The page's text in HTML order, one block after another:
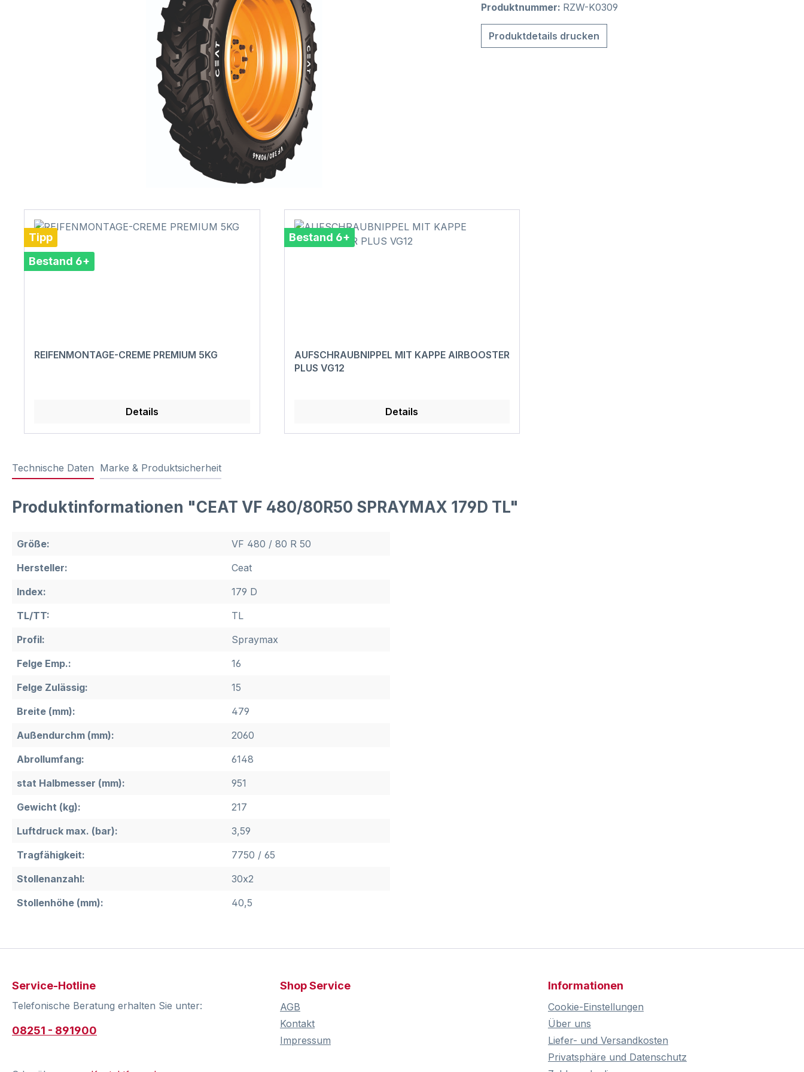
Produktnummer: RZW-K0309
Produktdetails drucken
Tipp
Bestand 6+
REIFENMONTAGE-CREME PREMIUM 5KG
Details
Bestand 6+
AUFSCHRAUBNIPPEL MIT KAPPE AIRBOOSTER
PLUS VG12
Details
Technische Daten Marke & Produktsicherheit
Produktinformationen "CEAT VF 480/80R50 SPRAYMAX 179D TL"
Größe:
VF 480 / 80 R 50
Hersteller:
Ceat
Index:
179 D
TL/TT:
TL
Profil:
Spraymax
Felge Emp.:
16
Felge Zulässig:
15
Breite (mm):
479
Außendurchm (mm):
2060
Abrollumfang:
6148
stat Halbmesser (mm):
951
Gewicht (kg):
217
Luftdruck max. (bar):
3,59
Tragfähigkeit:
7750 / 65
Stollenanzahl:
30x2
Stollenhöhe (mm):
40,5
Service-Hotline
Telefonische Beratung erhalten Sie unter:
08251 - 891900
Shop Service
AGB
Kontakt
Impressum
Informationen
Cookie-Einstellungen
Über uns
Liefer- und Versandkosten
Privatsphäre und Datenschutz